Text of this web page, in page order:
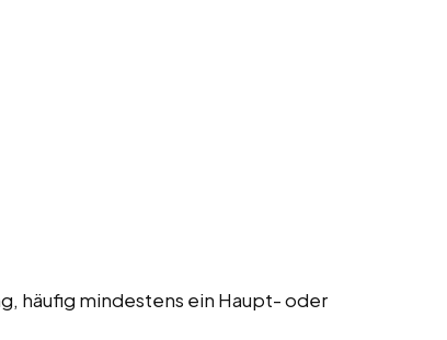
häufig mindestens ein Haupt- oder